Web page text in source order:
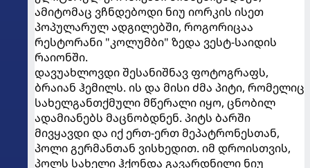
ამიტომაც ვჩნდებოდი ნიუ იორკის ისეთ
პოპულარულ ადგილებში, როგორიცაა
რესტორანი "კოლუმბი" ზედა ვესტ-საიდის
რაიონში.
დავუახლოვდი შესანიშნავ ფოტოგრაფს,
ბრაიან ჰემილს. ის და მისი ძმა პიტი, რომელიც
სახელგანთქმული მწერალი იყო, ცნობილ
ადამიანებს მაცნობდნენ. პიტს ბარში
მივყავდი და იქ ერთ-ერთ მეპატრონესთან,
პოლი გერმანთან ვისხედით. იმ დროისთვის,
პოლს სახელი ჰქონდა გავარდნილი ნიუ